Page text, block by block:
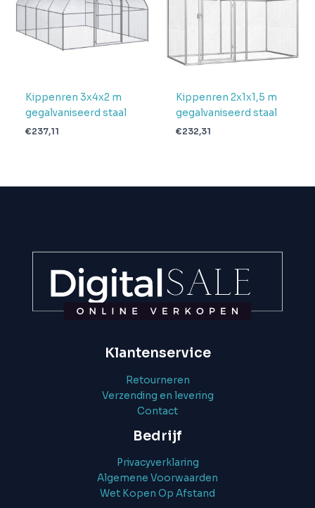
Kippenren 3x4x2 m
gegalvaniseerd staal
€237,11
Kippenren 2x1x1,5 m
gegalvaniseerd staal
€232,31
Klantenservice
Retourneren
Verzending en levering
Contact
Bedrijf
Privacyverklaring
Algemene Voorwaarden
Wet Kopen Op Afstand